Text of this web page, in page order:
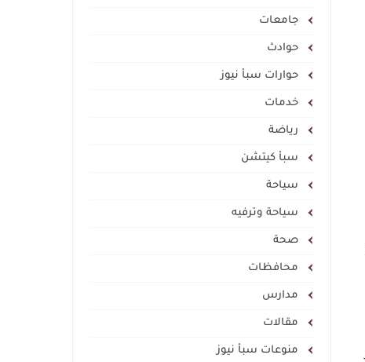
جامعات
حوادث
حوارات سبأ نيوز
خدمات
رياضة
سبأ كيتشن
سياحة
سياحة وترفيه
صحة
محافظات
مدارس
مقالات
منوعات سبأ نيوز